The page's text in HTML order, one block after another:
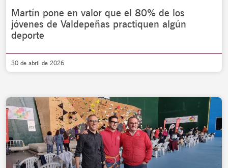
Martín pone en valor que el 80% de los
jóvenes de Valdepeñas practiquen algún
deporte
30 de abril de 2026